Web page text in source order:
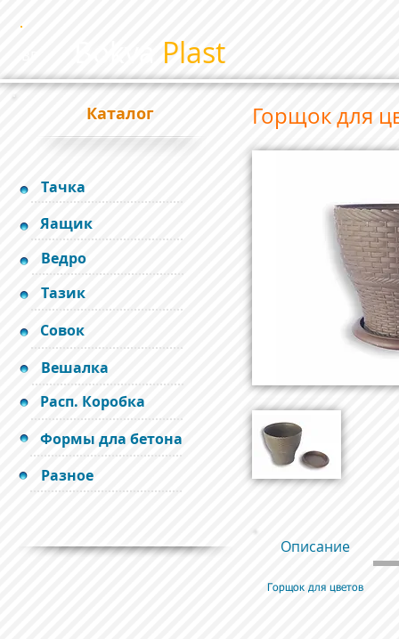
Plast
Каталог
Тачка
Яащик
Ведро
Тазик
Совок
Вешалка
Расп. Коробка
Формы дла бетона
Разное
Горщок для
Описание
Горщок для цветов